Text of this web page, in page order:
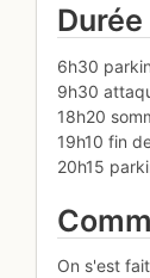
Durée
6h30
9h30
18h20
19h10 fin
20h15
On s'est